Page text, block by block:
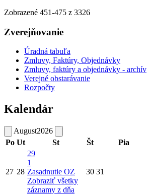
Zobrazené 451-475 z 3326
Zverejňovanie
Úradná tabuľa
Zmluvy, Faktúry, Objednávky
Zmluvy, faktúry a objednávky - archív
Verejné obstarávanie
Rozpočty
Kalendár
August2026
Po Ut St Št Pia
27 28
29
1
Zasadnutie OZ
Zobraziť všetky
záznamy z dňa
30 31